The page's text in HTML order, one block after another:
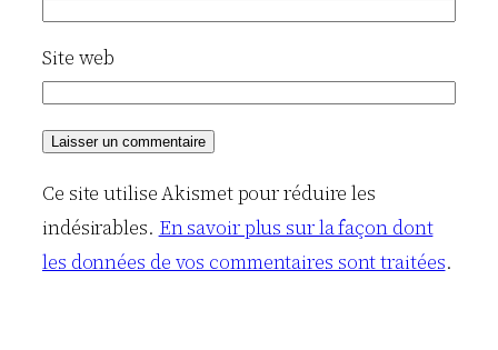
Site web
Ce site utilise Akismet pour réduire les
indésirables. En savoir plus sur la façon dont
les données de vos commentaires sont traitées.